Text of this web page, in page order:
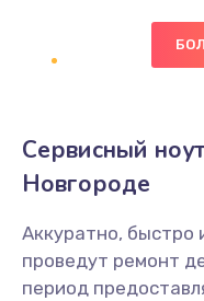
Сервисный
Новгороде
Аккуратно, быстро
проведут ремонт
период